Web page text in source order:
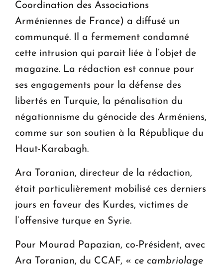
Coordination des Associations
Arméniennes de France) a diffusé un
communqué. Il a fermement condamné
cette intrusion qui parait liée à l’objet de
magazine. La rédaction est connue pour
ses engagements pour la défense des
libertés en Turquie, la pénalisation du
négationnisme du génocide des Arméniens,
comme sur son soutien à la République du
Haut-Karabagh.
Ara Toranian, directeur de la rédaction,
était particulièrement mobilisé ces derniers
jours en faveur des Kurdes, victimes de
l’offensive turque en Syrie.
Pour Mourad Papazian, co-Président, avec
Ara Toranian, du CCAF, « ce cambriolage